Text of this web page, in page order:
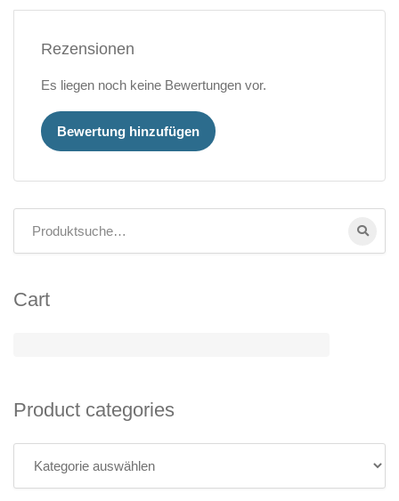
Rezensionen
Es liegen noch keine Bewertungen vor.
Bewertung hinzufügen
Cart
Product categories